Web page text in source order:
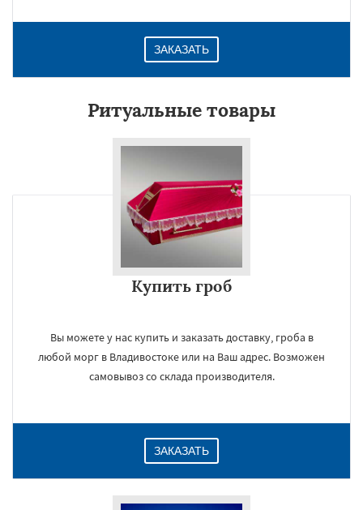
ЗАКАЗАТЬ
Ритуальные товары
Купить гроб
Вы можете у нас купить и заказать доставку, гроба в
любой морг в Владивостоке или на Ваш адрес. Возможен
самовывоз со склада производителя.
ЗАКАЗАТЬ